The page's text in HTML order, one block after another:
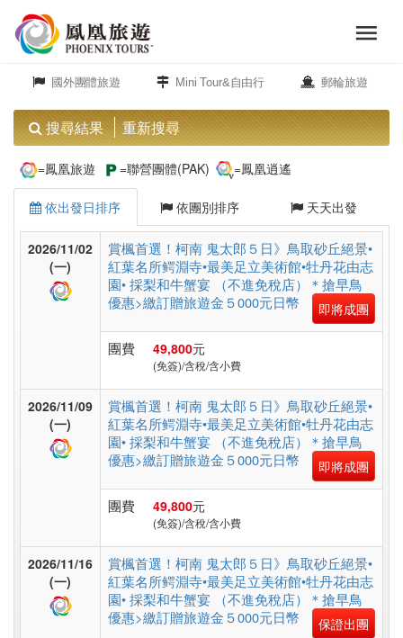
menu
國外團體旅遊 Mini Tour&自由行 郵輪旅遊
旅
道
close
歐
洲
美
度
假
搜尋結果 重新搜尋
=鳳凰旅遊 =聯營團體(PAK) =鳳凰逍遙
依出發日排序 依團別排序 天天出發
2026/11/02
(一)
賞楓首選！柯南 鬼太郎５日》鳥取砂丘絕景•
紅葉名所鳄淵寺•最美足立美術館•牡丹花由志
園• 採梨和牛蟹宴 （不進免稅店）＊搶早鳥
優惠>繳訂贈旅遊金５000元日幣
即將成團
團費 49,800元
(免簽)/含稅/含小費
2026/11/09
(一)
賞楓首選！柯南 鬼太郎５日》鳥取砂丘絕景•
紅葉名所鳄淵寺•最美足立美術館•牡丹花由志
園• 採梨和牛蟹宴 （不進免稅店）＊搶早鳥
優惠>繳訂贈旅遊金５000元日幣
即將成團
團費 49,800元
(免簽)/含稅/含小費
2026/11/16
(一)
賞楓首選！柯南 鬼太郎５日》鳥取砂丘絕景•
紅葉名所鳄淵寺•最美足立美術館•牡丹花由志
園• 採梨和牛蟹宴 （不進免稅店）＊搶早鳥
優惠>繳訂贈旅遊金５000元日幣
保證出團